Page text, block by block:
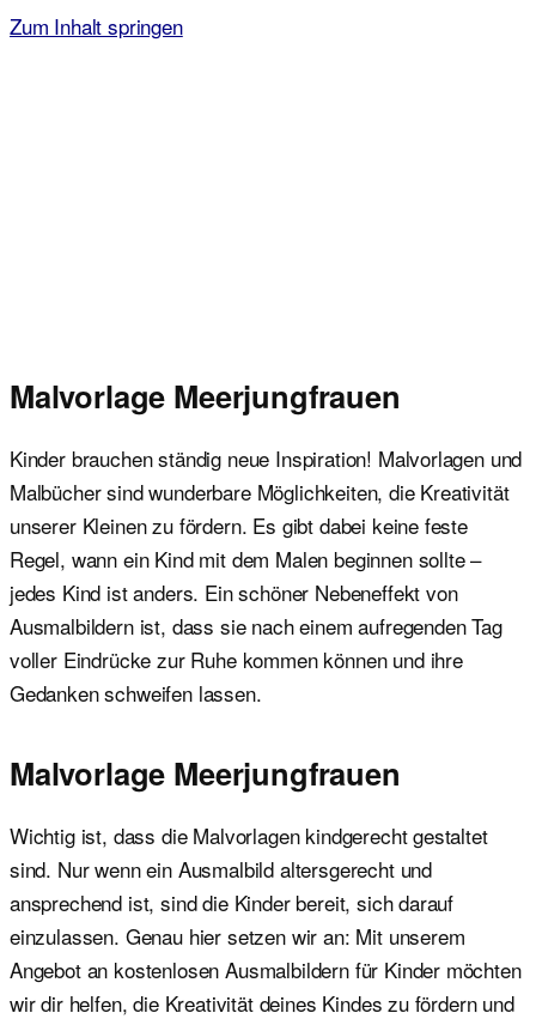
Zum Inhalt springen
Malvorlage Meerjungfrauen
Kinder brauchen ständig neue Inspiration! Malvorlagen und
Malbücher sind wunderbare Möglichkeiten, die Kreativität
unserer Kleinen zu fördern. Es gibt dabei keine feste
Regel, wann ein Kind mit dem Malen beginnen sollte –
jedes Kind ist anders. Ein schöner Nebeneffekt von
Ausmalbildern ist, dass sie nach einem aufregenden Tag
voller Eindrücke zur Ruhe kommen können und ihre
Gedanken schweifen lassen.
Malvorlage Meerjungfrauen
Wichtig ist, dass die Malvorlagen kindgerecht gestaltet
sind. Nur wenn ein Ausmalbild altersgerecht und
ansprechend ist, sind die Kinder bereit, sich darauf
einzulassen. Genau hier setzen wir an: Mit unserem
Angebot an kostenlosen Ausmalbildern für Kinder möchten
wir dir helfen, die Kreativität deines Kindes zu fördern und